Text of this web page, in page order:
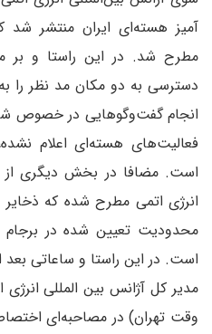
آمیز هسته‌ای ایران منتشر شد
مطرح شد. در این راستا و بر
دسترسی به دو مکان مد نظر را
انجام گفت‌وگوهایی در خصوص
فعالیت‌های هسته‌ای اعلام
است. مضافا در بخش دیگری از
است. در این راستا و ساعاتی بعد
مدیر کل آژانس بین المللی انرژی
وقت تهران) در مصاحبه‌ای